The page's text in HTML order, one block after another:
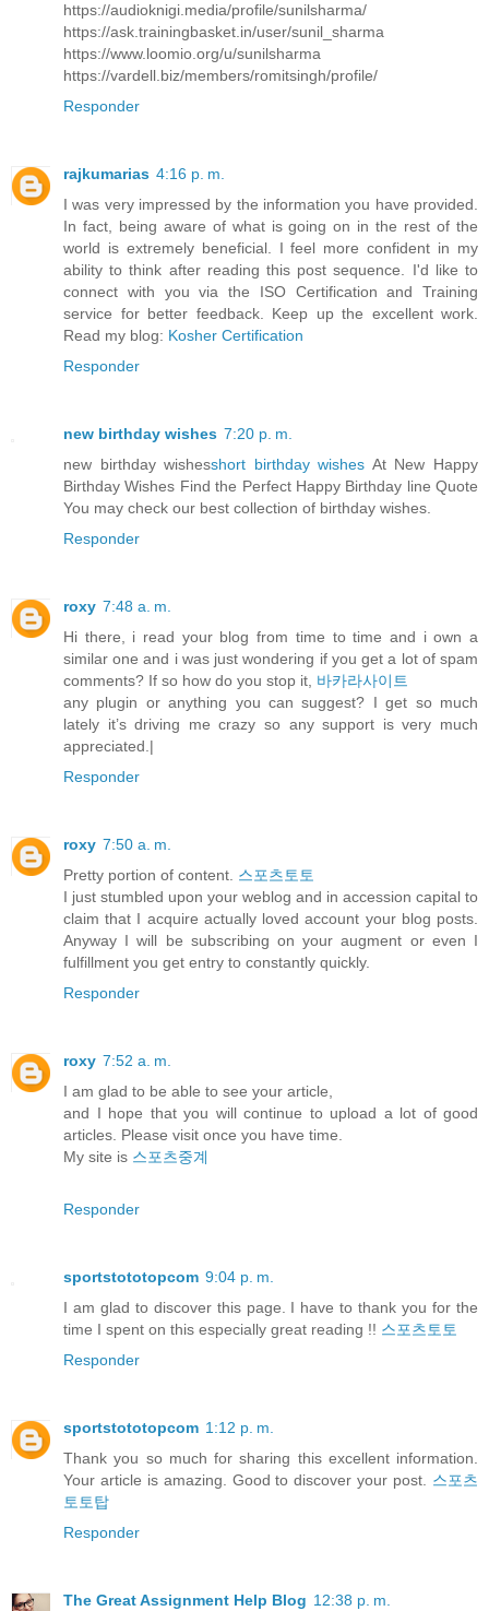
https://audioknigi.media/profile/sunilsharma/
https://ask.trainingbasket.in/user/sunil_sharma
https://www.loomio.org/u/sunilsharma
https://vardell.biz/members/romitsingh/profile/
Responder
rajkumarias 4:16 p. m.
I was very impressed by the information you have provided.
In fact, being aware of what is going on in the rest of the
world is extremely beneficial. I feel more confident in my
ability to think after reading this post sequence. I'd like to
connect with you via the ISO Certification and Training
service for better feedback. Keep up the excellent work.
Read my blog: Kosher Certification
Responder
new birthday wishes 7:20 p. m.
new birthday wishesshort birthday wishes At New Happy
Birthday Wishes Find the Perfect Happy Birthday line Quote
You may check our best collection of birthday wishes.
Responder
roxy 7:48 a. m.
Hi there, i read your blog from time to time and i own a
similar one and i was just wondering if you get a lot of spam
comments? If so how do you stop it, 바카라사이트
any plugin or anything you can suggest? I get so much
lately it’s driving me crazy so any support is very much
appreciated.|
Responder
roxy 7:50 a. m.
Pretty portion of content. 스포츠토토
I just stumbled upon your weblog and in accession capital to
claim that I acquire actually loved account your blog posts.
Anyway I will be subscribing on your augment or even I
fulfillment you get entry to constantly quickly.
Responder
roxy 7:52 a. m.
I am glad to be able to see your article,
and I hope that you will continue to upload a lot of good
articles. Please visit once you have time.
My site is 스포츠중계
Responder
sportstototopcom 9:04 p. m.
I am glad to discover this page. I have to thank you for the
time I spent on this especially great reading !! 스포츠토토
Responder
sportstototopcom 1:12 p. m.
Thank you so much for sharing this excellent information.
Your article is amazing. Good to discover your post. 스포츠
토토탑
Responder
The Great Assignment Help Blog 12:38 p. m.